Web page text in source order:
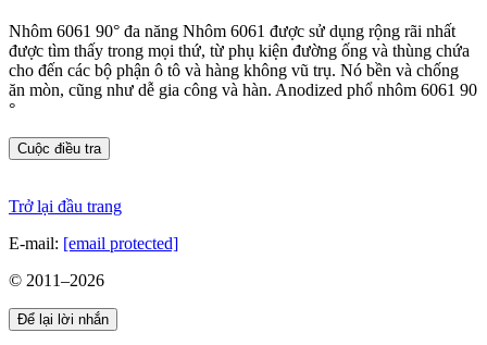
Nhôm 6061 90° đa năng Nhôm 6061 được sử dụng rộng rãi nhất
được tìm thấy trong mọi thứ, từ phụ kiện đường ống và thùng chứa
cho đến các bộ phận ô tô và hàng không vũ trụ. Nó bền và chống
ăn mòn, cũng như dễ gia công và hàn. Anodized phổ nhôm 6061 90
°
Cuộc điều tra
Trở lại đầu trang
E-mail: [email protected]
© 2011–2026
Để lại lời nhắn